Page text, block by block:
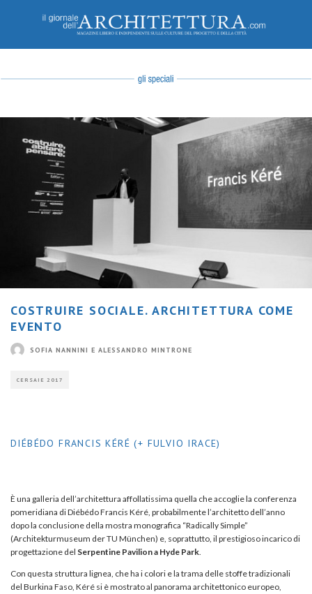
COSTRUIRE SOCIALE. ARCHITETTURA COME
EVENTO
SOFIA NANNINI E ALESSANDRO MINTRONE
CERSAIE 2017
DIÉBÉDO FRANCIS KÉRÉ (+ FULVIO IRACE)
È una galleria dell’architettura affollatissima quella che accoglie la conferenza
pomeridiana di Diébédo Francis Kéré, probabilmente l’architetto dell’anno
dopo la conclusione della mostra monografica “Radically Simple”
(Architekturmuseum der TU München) e, soprattutto, il prestigioso incarico di
progettazione del Serpentine Pavilion a Hyde Park.
Con questa struttura lignea, che ha i colori e la trama delle stoffe tradizionali
del Burkina Faso, Kéré si è mostrato al panorama architettonico europeo,